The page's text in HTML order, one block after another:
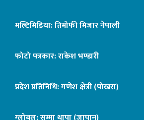
मल्टिमिडिया: तिमोफी मिजार नेपाली
फोटो पत्रकार: राकेश भण्डारी
प्रदेश प्रतिनिधि: गणेश क्षेत्री (पोखरा)